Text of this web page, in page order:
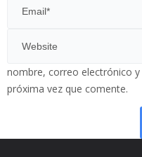
nombre, correo electrónico
próxima vez que comente.